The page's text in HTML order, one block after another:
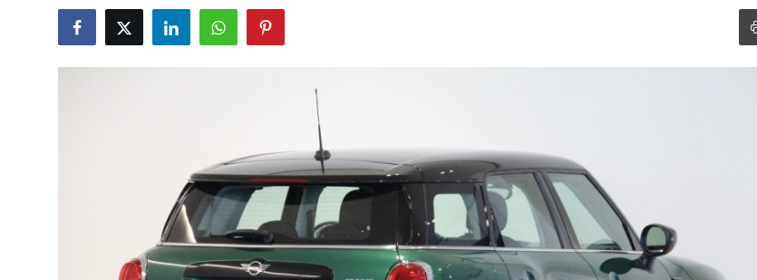
Paketler